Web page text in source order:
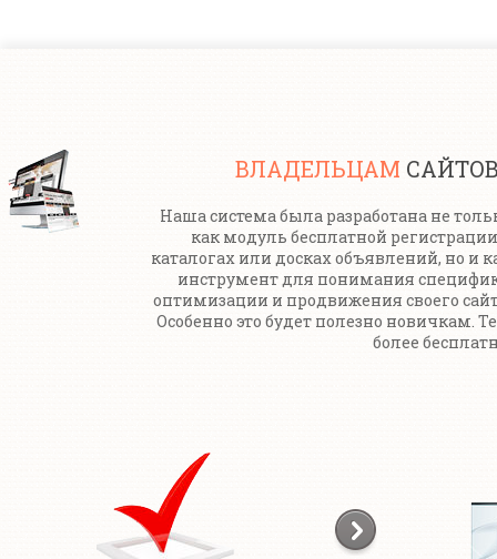
ВЛАДЕЛЬЦАМ
Наша система была разработана не
как модуль бесплатной
каталогах или досках объявлений, но и
инструмент для понимания
оптимизации и продвижения своего
Особенно это будет полезно новичкам.
более